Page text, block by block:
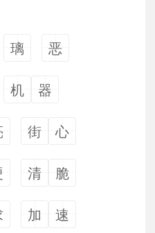
璃 恶
机 器
街 心
清 脆
加 速